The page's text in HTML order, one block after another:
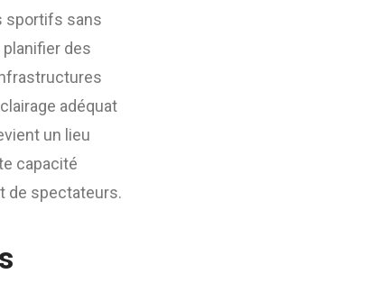
sportifs sans
des
adéquat
un lieu
capacité
de spectateurs.